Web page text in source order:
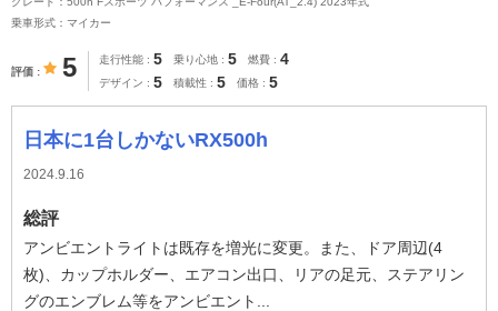
乗車形式：マイカー
評価 5 走行性能 5 乗り心地 5 燃費 4
デザイン 5 積載性 5 価格 5
日本に1台しかないRX500h
2024.9.16
総評
アンビエントライトは既存を増光に変更。また、ドア周辺(4
枚)、カップホルダー、エアコン出口、リアの足元、ステアリン
グのエンブレム等をアンビエント...